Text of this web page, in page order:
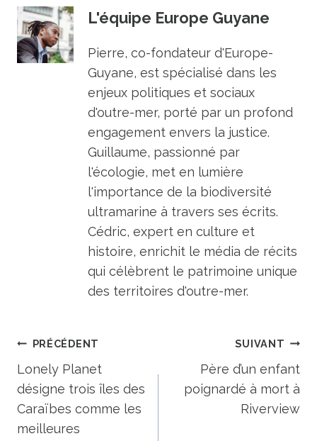
L'équipe Europe Guyane
Pierre, co-fondateur d'Europe-
Guyane, est spécialisé dans les
enjeux politiques et sociaux
d'outre-mer, porté par un profond
engagement envers la justice.
Guillaume, passionné par
l'écologie, met en lumière
l'importance de la biodiversité
ultramarine à travers ses écrits.
Cédric, expert en culture et
histoire, enrichit le média de récits
qui célèbrent le patrimoine unique
des territoires d'outre-mer.
Navigation
de
l’article
PRÉCÉDENT
Lonely Planet
désigne trois îles des
Caraïbes comme les
meilleures
SUIVANT
Père d’un enfant
poignardé à mort à
Riverview